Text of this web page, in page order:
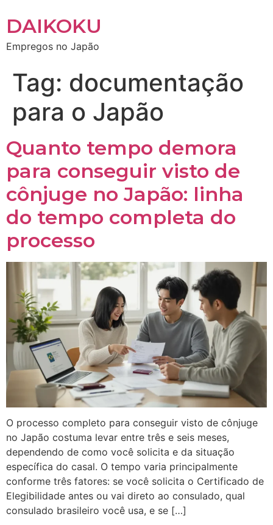
DAIKOKU
Empregos no Japão
Tag: documentação
para o Japão
Quanto tempo demora
para conseguir visto de
cônjuge no Japão: linha
do tempo completa do
processo
O processo completo para conseguir visto de cônjuge
no Japão costuma levar entre três e seis meses,
dependendo de como você solicita e da situação
específica do casal. O tempo varia principalmente
conforme três fatores: se você solicita o Certificado de
Elegibilidade antes ou vai direto ao consulado, qual
consulado brasileiro você usa, e se […]